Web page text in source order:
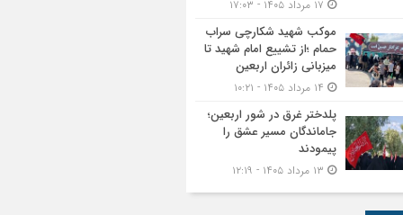
موکب شهید شکارچی سراب
حمام ؛از تشییع امام شهید تا
میزبانی زائران اربعین
پلدختر غرق در شور اربعین؛
جاماندگان مسیر عشق را
پیمودند